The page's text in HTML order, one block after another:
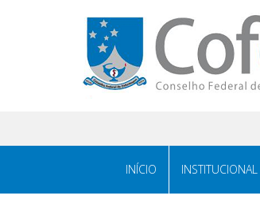
INÍCIO INSTITUCIONAL